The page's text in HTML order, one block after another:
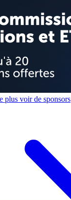
plus voir de sponsors